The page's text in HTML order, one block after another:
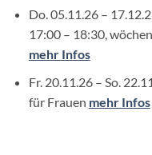
Do. 05.11.26 –
17:00 – 18:30,
mehr Infos
Fr. 20.11.26 – So.
für Frauen mehr Infos